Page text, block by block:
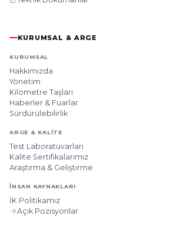
KURUMSAL & ARGE
KURUMSAL
Hakkımızda
Yönetim
Kilometre Taşları
Haberler & Fuarlar
Sürdürülebilirlik
ARGE & KALITE
Test Laboratuvarları
Kalite Sertifikalarımız
Araştırma & Geliştirme
İNSAN KAYNAKLARI
İK Politikamız
Açık Pozisyonlar